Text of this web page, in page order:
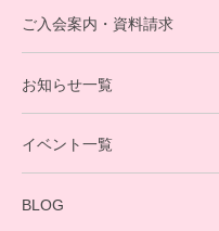
eスポーツコース
就労支援コース
英会話・海外留学コース
寮生活サポート
ご入会案内・資料請求
お知らせ一覧
イベント一覧
BLOG